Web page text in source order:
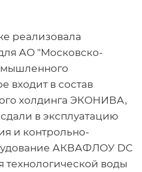
реализовала
АО "Московско-
входит в состав
холдинга ЭКОНИВА,
в эксплуатацию
и контрольно-
АКВАФЛОУ DС
технологической воды